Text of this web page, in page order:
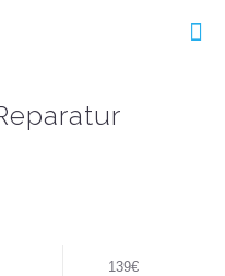
139€